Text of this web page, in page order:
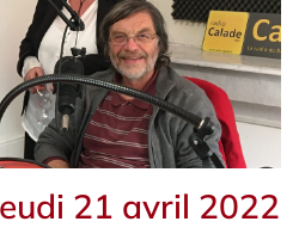
21 avril 2022